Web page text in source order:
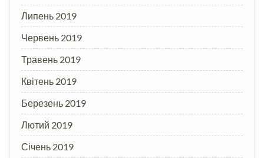
Липень 2019
Червень 2019
Травень 2019
Квітень 2019
Березень 2019
Лютий 2019
Січень 2019